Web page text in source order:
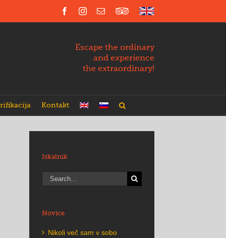
FacebookInstagram
Email
Trip
English
Escape the ordinary
and experience
the extraordinary!
Kontakt
Iskalnik
Search
for:
Novice
Nikoli več sam v sobo